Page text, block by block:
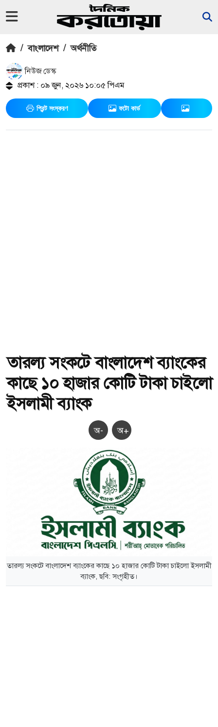
/ বাংলাদেশ / অর্থনীতি
নিউজ ডেস্ক
প্রকাশ : ০৯ জুন, ২০২৬ ১০:০৫ পিএম
প্রিন্ট সংস্করণ ফটো কার্ড
তারল্য সংকটে বাংলাদেশ ব্যাংকের
কাছে ১০ হাজার কোটি টাকা চাইলো
ইসলামী ব্যাংক
অ- অ+
তারল্য সংকটে বাংলাদেশ ব্যাংকের কাছে ১০ হাজার কোটি টাকা চাইলো ইসলামী
ব্যাংক, ছবি: সংগৃহীত।